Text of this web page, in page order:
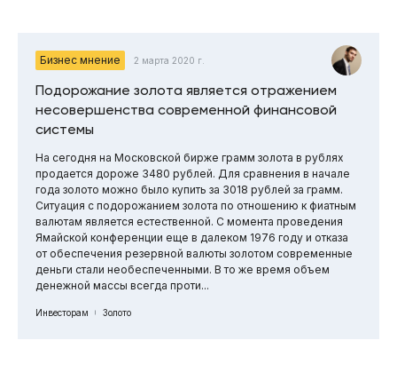
Бизнес мнение 2 марта 2020 г.
Подорожание золота является отражением
несовершенства современной финансовой
системы
На сегодня на Московской бирже грамм золота в рублях
продается дороже 3480 рублей. Для сравнения в начале
года золото можно было купить за 3018 рублей за грамм.
Ситуация с подорожанием золота по отношению к фиатным
валютам является естественной. С момента проведения
Ямайской конференции еще в далеком 1976 году и отказа
от обеспечения резервной валюты золотом современные
деньги стали необеспеченными. В то же время объем
денежной массы всегда проти...
Инвесторам Золото